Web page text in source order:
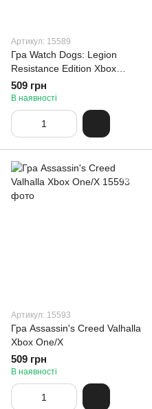
Артикул: 15589
Гра Watch Dogs: Legion
Resistance Edition Xbox
One/X
509 грн
В наявності
Артикул: 15593
Гра Assassin's Creed Valhalla
Xbox One/X
509 грн
В наявності